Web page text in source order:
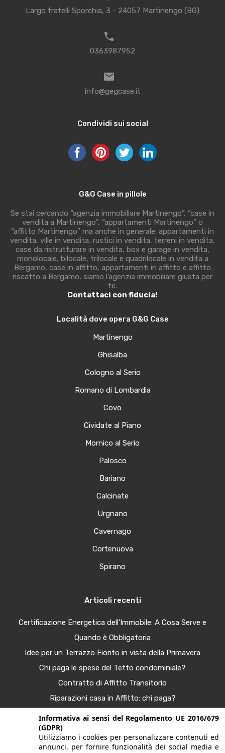
Largo fratelli Sporchia, 3 - 24057 Martinengo (BG)
0363987952
info@gegcase.it
Condividi sui social
G&G Case in pillole
Se stai cercando “agenzia immobiliare Martinengo”, “case in
vendita a Martinengo”, “appartamenti Martinengo” o
“affitto Martinengo” ma anche in generale: appartamenti in
vendita, ville in vendita, rustici in vendita, terreni in vendita,
case da ristrutturare in vendita, box e garage in vendita,
monolocale, bilocale, trilocale e quadrilocale in vendita a
Bergamo, case in affitto, appartamenti in affitto e affitto
riscatto a Bergamo, siamo l’agenzia immobiliare giusta per
te.
Contattaci con fiducia!
Località dove opera G&G Case
Martinengo
Ghisalba
Cologno al Serio
Romano di Lombardia
Covo
Cividate al Piano
Mornico al Serio
Palosco
Bariano
Calcinate
Urgnano
Cavernago
Cortenuova
Spirano
Articoli recenti
Certificazione Energetica dell’Immobile: A Cosa Serve e
Quando è Obbligatoria
Idee per un Terrazzo Fiorito in vista della Primavera
Chi paga le spese del Tetto condominiale?
Contratto di Affitto Transitorio
Riparazioni casa in Affitto: chi paga?
Procura Immobiliare – Guida completa
Tendenze Arredo e Nuance per la Casa Autunno 2025
Bonus Casa al 50%: Agevolazioni in Scadenza
Informativa ai sensi del Regolamento UE 2016/679
(GDPR)
Utilizziamo i cookies per personalizzare contenuti ed
annunci, per fornire funzionalità dei social media e